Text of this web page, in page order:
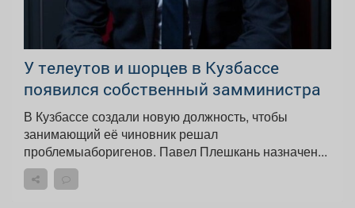
У телеутов и шорцев в Кузбассе
появился собственный замминистра
В Кузбассе создали новую должность, чтобы
занимающий её чиновник решал
проблемыаборигенов. Павел Плешкань назначен...